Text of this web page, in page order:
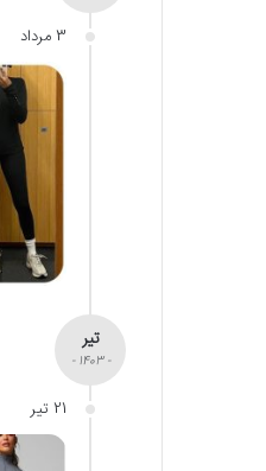
3 مرداد
تیر
- 1403 -
21 تیر